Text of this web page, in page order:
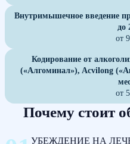
Внутримышечное введение
до
от
Кодирование от
(«Алгоминал»), Acvilong
от
Почему стоит
УБЕЖДЕНИЕ НА